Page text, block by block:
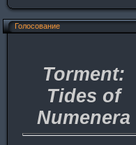
Голосование
Torment:
Tides of
Numenera